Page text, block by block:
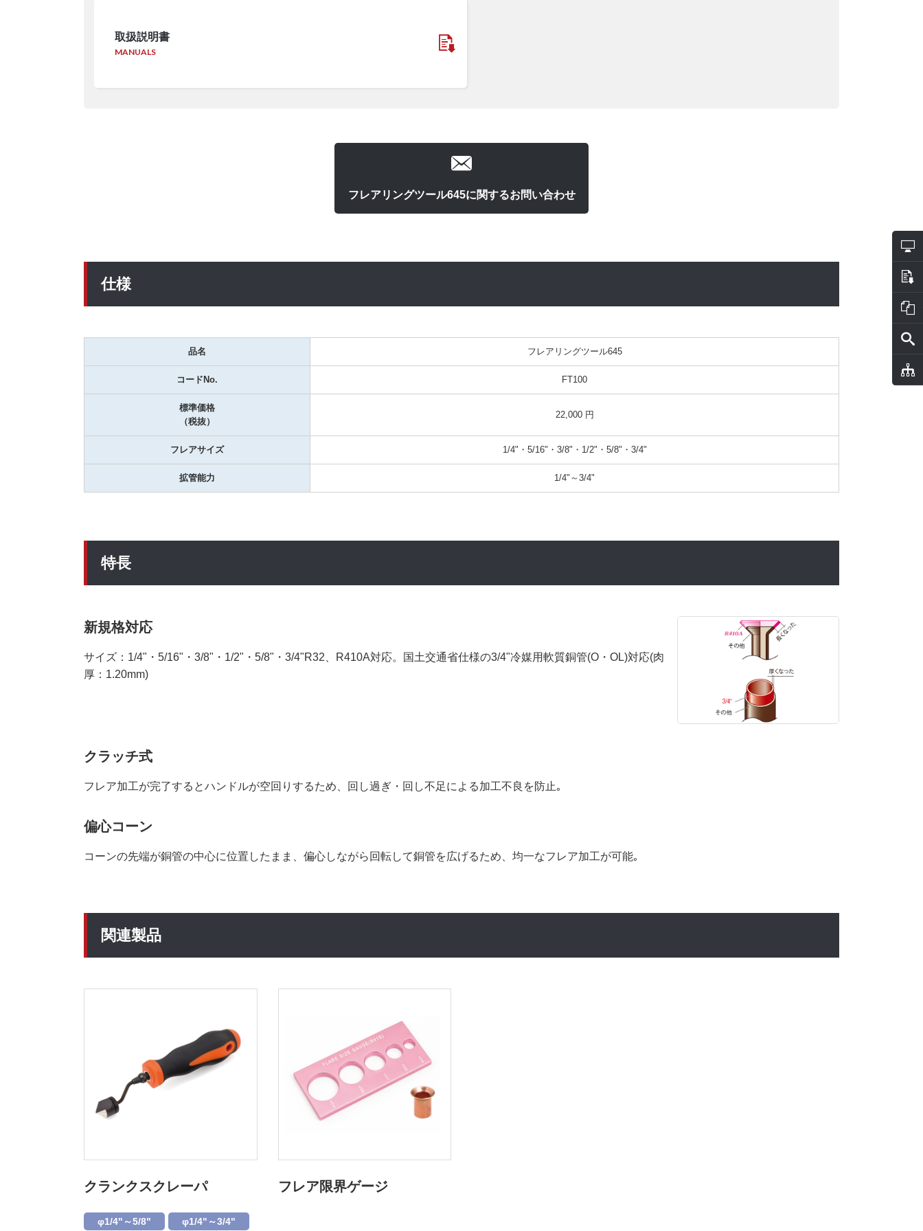
取扱説明書
MANUALS
フレアリングツール645に関するお問い合わせ
仕様
品名 フレアリングツール645
コードNo. FT100
標準価格
（税抜）
22,000 円
フレアサイズ 1/4"・5/16"・3/8"・1/2"・5/8"・3/4"
拡管能力 1/4"～3/4"
特長
新規格対応
サイズ：1/4"・5/16"・3/8"・1/2"・5/8"・3/4"R32、R410A対応。国土交通省仕様の3/4"冷媒用軟質銅管(O・OL)対応(肉
厚：1.20mm)
クラッチ式
フレア加工が完了するとハンドルが空回りするため、回し過ぎ・回し不足による加工不良を防止｡
偏心コーン
コーンの先端が銅管の中心に位置したまま、偏心しながら回転して銅管を広げるため、均一なフレア加工が可能｡
関連製品
クランクスクレーパ
φ1/4"～5/8" φ1/4"～3/4"
フレア限界ゲージ